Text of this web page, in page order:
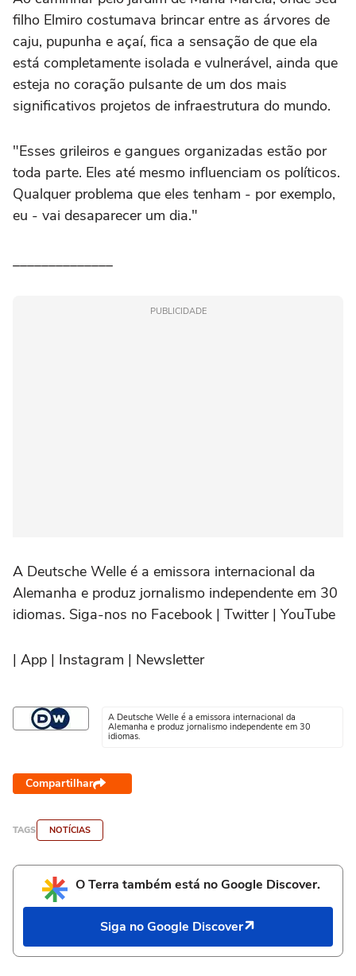
filho Elmiro costumava brincar entre as árvores de
caju, pupunha e açaí, fica a sensação de que ela
está completamente isolada e vulnerável, ainda que
esteja no coração pulsante de um dos mais
significativos projetos de infraestrutura do mundo.
"Esses grileiros e gangues organizadas estão por
toda parte. Eles até mesmo influenciam os políticos.
Qualquer problema que eles tenham - por exemplo,
eu - vai desaparecer um dia."
______________
PUBLICIDADE
A Deutsche Welle é a emissora internacional da
Alemanha e produz jornalismo independente em 30
idiomas. Siga-nos no Facebook | Twitter | YouTube
| App | Instagram | Newsletter
A Deutsche Welle é a emissora internacional da
Alemanha e produz jornalismo independente em 30
idiomas.
Compartilhar
TAGS NOTÍCIAS
O Terra também está no Google Discover.
Siga no Google Discover